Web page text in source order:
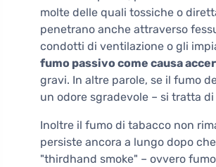
molte delle quali tossiche o
penetrano anche attraverso
condotti di ventilazione o gli
fumo passivo come causa
gravi. In altre parole, se il fumo
un odore sgradevole – si tratta
Inoltre il fumo di tabacco non
persiste ancora a lungo dopo
"thirdhand smoke" – ovvero